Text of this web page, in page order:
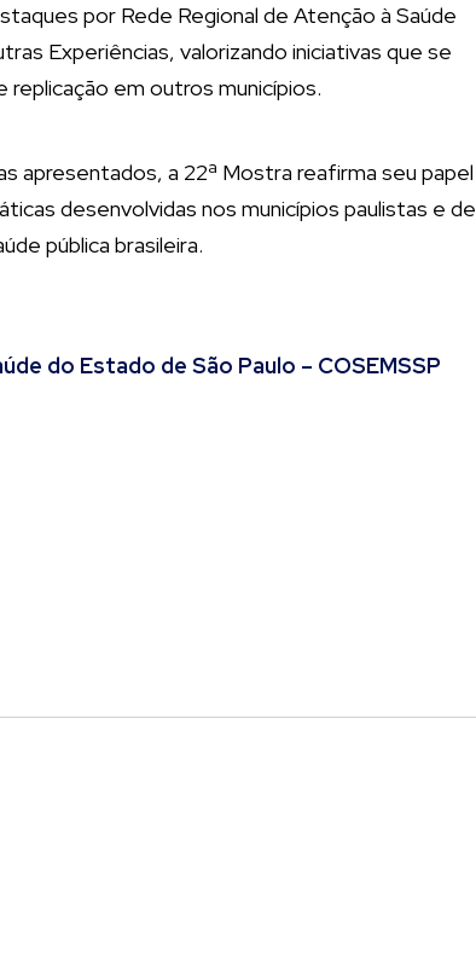
por Rede Regional de Atenção à Saúde
Experiências, valorizando iniciativas que se
em outros municípios.
apresentados, a 22ª Mostra reafirma seu papel
desenvolvidas nos municípios paulistas e de
pública brasileira.
do Estado de São Paulo – COSEMSSP